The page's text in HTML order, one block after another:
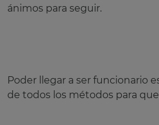
ánimos para seguir.
Poder llegar a ser funcionario
de todos los métodos para